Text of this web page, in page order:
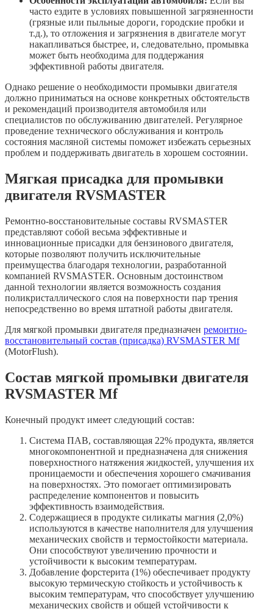
часто ездите в условиях повышенной загрязненности
(грязные или пыльные дороги, городские пробки и
т.д.), то отложения и загрязнения в двигателе могут
накапливаться быстрее, и, следовательно, промывка
может быть необходима для поддержания
эффективной работы двигателя.
Однако решение о необходимости промывки двигателя
должно приниматься на основе конкретных обстоятельств
и рекомендаций производителя автомобиля или
специалистов по обслуживанию двигателей. Регулярное
проведение технического обслуживания и контроль
состояния масляной системы поможет избежать серьезных
проблем и поддерживать двигатель в хорошем состоянии.
Мягкая присадка для промывки
двигателя RVSMASTER
Ремонтно-восстановительные составы RVSMASTER
представляют собой весьма эффективные и
инновационные присадки для бензинового двигателя,
которые позволяют получить исключительные
преимущества благодаря технологии, разработанной
компанией RVSMASTER. Основным достоинством
данной технологии является возможность создания
поликристаллического слоя на поверхности пар трения
непосредственно во время штатной работы двигателя.
Для мягкой промывки двигателя предназначен ремонтно-
восстановительный состав (присадка) RVSMASTER Mf
(MotorFlush).
Состав мягкой промывки двигателя
RVSMASTER Mf
Конечный продукт имеет следующий состав:
Система ПАВ, составляющая 22% продукта, является
многокомпонентной и предназначена для снижения
поверхностного натяжения жидкостей, улучшения их
проницаемости и обеспечения хорошего смачивания
на поверхностях. Это помогает оптимизировать
распределение компонентов и повысить
эффективность взаимодействия.
Содержащиеся в продукте силикаты магния (2,0%)
используются в качестве наполнителя для улучшения
механических свойств и термостойкости материала.
Они способствуют увеличению прочности и
устойчивости к высоким температурам.
Добавление форстерита (1%) обеспечивает продукту
высокую термическую стойкость и устойчивость к
высоким температурам, что способствует улучшению
механических свойств и общей устойчивости к